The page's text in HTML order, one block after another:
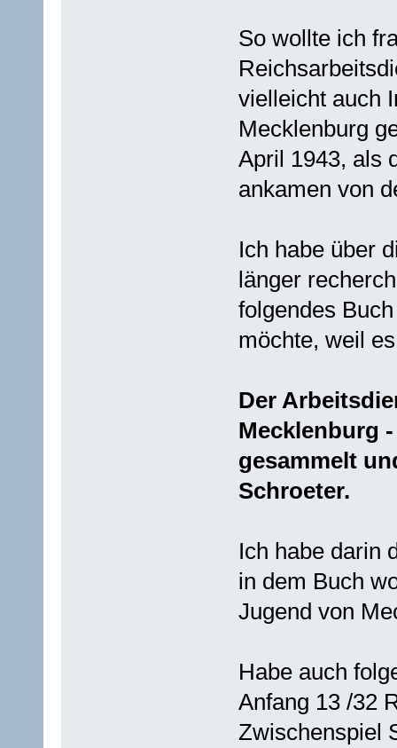
So wollte ich
vielleicht auch
Mecklenburg
April 1943, als
ankamen von
Ich habe über
länger
folgendes
möchte, weil
Der
Mecklenburg
gesammelt
Schroeter.
Ich habe darin
in dem Buch
Jugend von
Habe auch
Anfang 13 /32
Zwischenspiel